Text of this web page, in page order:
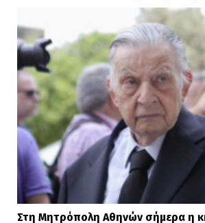
Στη Μητρόπολη Αθηνών σήμερα η